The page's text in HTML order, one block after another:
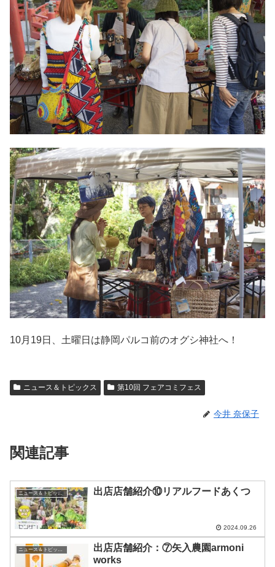
10月19日、土曜日は静岡パルコ前のオグシ神社へ！
ニュース＆トピックス 第10回 フェアコミフェス
今井 奈保子
関連記事
ニュース＆トピックス 出店店舗紹介⑩リアルフードあくつ
2024.09.26
出店店舗紹介：⑦矢入農園armoni
works